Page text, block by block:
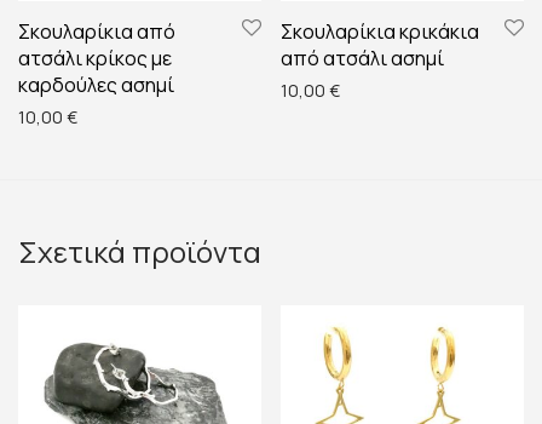
Σκουλαρίκια από
ατσάλι κρίκος με
καρδούλες ασημί
10,00 €
Σκουλαρίκια κρικάκια
από ατσάλι ασημί
10,00 €
Σχετικά προϊόντα